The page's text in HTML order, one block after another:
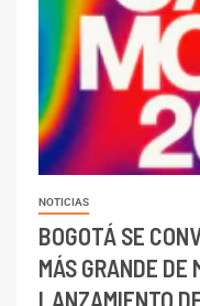
NOTICIAS
BOGOTÁ SE
MÁS GRANDE DE
LANZAMIENTO